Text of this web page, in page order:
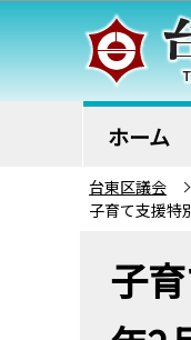
こ
の
ペ
ー
ホーム
台東区議会
子育て支援
子